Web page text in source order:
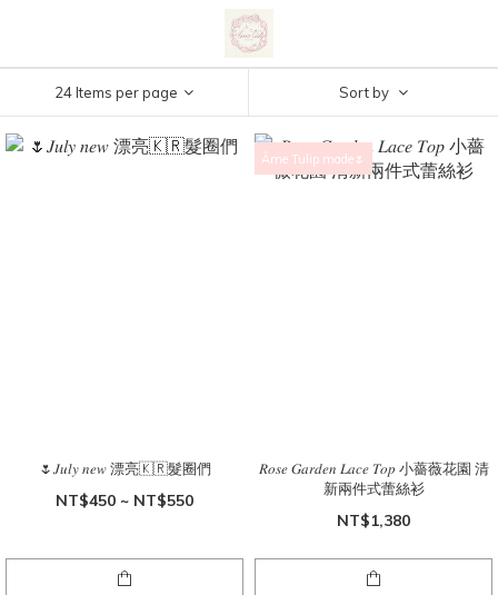
24 Items per page Sort by
🌷𝐽𝑢𝑙𝑦 𝑛𝑒𝑤 漂亮🇰🇷髮圈們
NT$450 ~ NT$550
Âme Tulip made🌷
𝑅𝑜𝑠𝑒 𝐺𝑎𝑟𝑑𝑒𝑛 𝐿𝑎𝑐𝑒 𝑇𝑜𝑝 小薔薇花園 清
新兩件式蕾絲衫
NT$1,380